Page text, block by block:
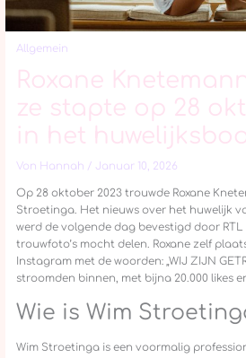
Allgemein
Roxane
ze stapte op 28
in het
Von Hannah / Januar 10, 2026
Op 28 oktober 2023 trouwde Roxane
Stroetinga. Het nieuws over het huwelijk
werd de volgende dag bevestigd door
trouwfoto’s mocht delen. Roxane zelf
Instagram met de woorden: „WIJ ZIJN
stroomden binnen, met bijna 20.000 likes
Wie is Wim
Wim Stroetinga is een voormalig